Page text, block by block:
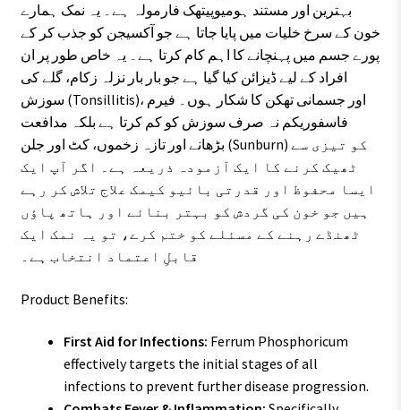
بہترین اور مستند ہومیوپیتھک فارمولہ ہے۔ یہ نمک ہمارے
خون کے سرخ خلیات میں پایا جاتا ہے جو آکسیجن کو جذب کر کے
پورے جسم میں پہنچانے کا اہم کام کرتا ہے۔ یہ خاص طور پر ان
افراد کے لیے ڈیزائن کیا گیا ہے جو بار بار نزلہ زکام، گلے کی
سوزش (Tonsillitis)، اور جسمانی تھکن کا شکار ہوں۔ فیرم
فاسفوریکم نہ صرف سوزش کو کم کرتا ہے بلکہ مدافعت
بڑھانے اور تازہ زخموں، کٹ اور جلن (Sunburn) کو تیزی سے
ٹھیک کرنے کا ایک آزمودہ ذریعہ ہے۔ اگر آپ ایک
ایسا محفوظ اور قدرتی بائیو کیمک علاج تلاش کر رہے
ہیں جو خون کی گردش کو بہتر بنائے اور ہاتھ پاؤں
ٹھنڈے رہنے کے مسئلے کو ختم کرے، تو یہ نمک ایک
قابلِ اعتماد انتخاب ہے۔
Product Benefits:
First Aid for Infections: Ferrum Phosphoricum
effectively targets the initial stages of all
infections to prevent further disease progression.